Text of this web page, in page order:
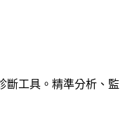
斷工具。精準分析、監